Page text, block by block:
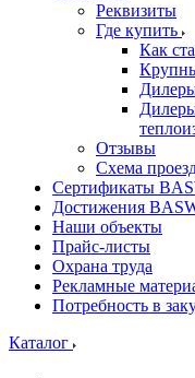
Реквизиты
Где купить
Как
Отзывы
Схема
Сертификаты
Достижения
Наши объекты
Прайс-листы
Охрана труда
Рекламные
Потребность в
Каталог